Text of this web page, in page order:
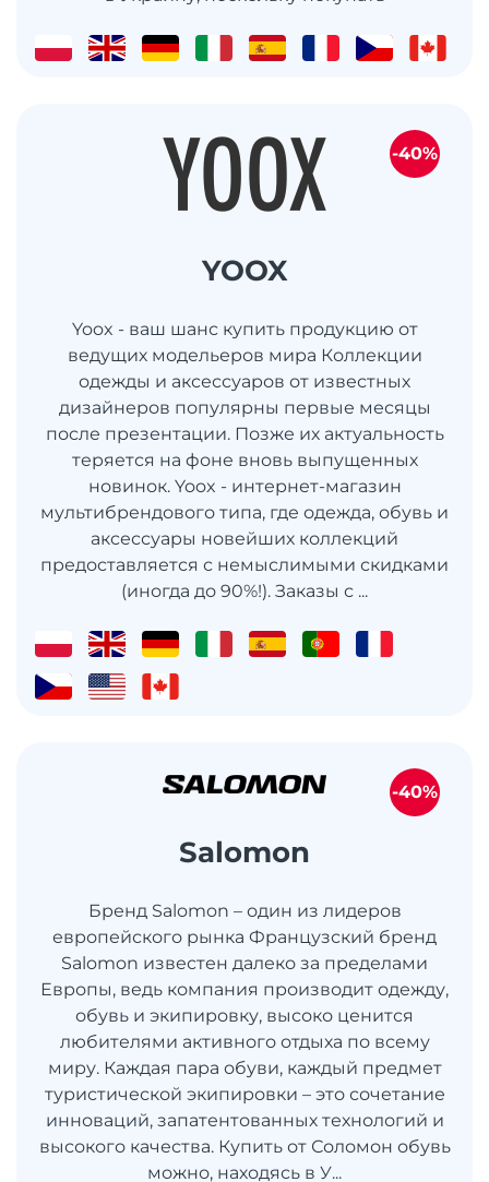
YOOX
Yoox - ваш шанс купить продукцию от
ведущих модельеров мира Коллекции
одежды и аксессуаров от известных
дизайнеров популярны первые месяцы
после презентации. Позже их актуальность
теряется на фоне вновь выпущенных
новинок. Yoox - интернет-магазин
мультибрендового типа, где одежда, обувь и
аксессуары новейших коллекций
предоставляется с немыслимыми скидками
(иногда до 90%!). Заказы с ...
-40%
Salomon
Бренд Salomon – один из лидеров
европейского рынка Французский бренд
Salomon известен далеко за пределами
Европы, ведь компания производит одежду,
обувь и экипировку, высоко ценится
любителями активного отдыха по всему
миру. Каждая пара обуви, каждый предмет
туристической экипировки – это сочетание
инноваций, запатентованных технологий и
высокого качества. Купить от Соломон обувь
можно, находясь в У...
-40%